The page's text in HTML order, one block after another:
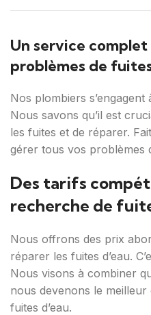
Un service
problèmes de
Nos plombiers
Nous savons qu’il est
les fuites et de réparer.
gérer tous vos problèmes
Des tarifs
recherche de
Nous offrons des prix
réparer les fuites d’eau.
Nous visons à combiner
nous devenons le
fuites d’eau.